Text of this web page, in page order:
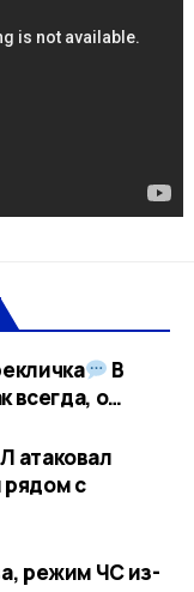
В
всегда, о…​
атаковал
с
режим ЧС из-